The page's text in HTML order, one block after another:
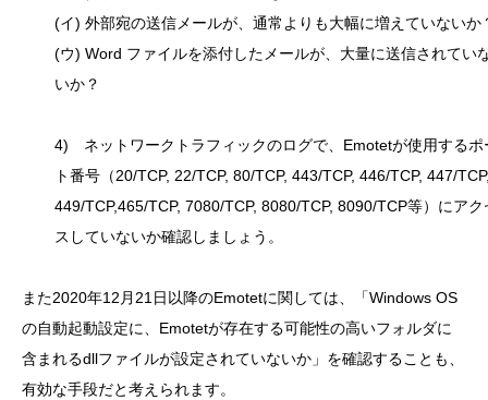
(イ) 外部宛の送信メールが、通常よりも大幅に増えていないか
(ウ) Word ファイルを添付したメールが、大量に送信されてい
いか？
4) ネットワークトラフィックのログで、Emotetが使用するポ
ト番号（20/TCP, 22/TCP, 80/TCP, 443/TCP, 446/TCP, 447/
449/TCP,465/TCP, 7080/TCP, 8080/TCP, 8090/TCP等）にアク
スしていないか確認しましょう。
また2020年12月21日以降のEmotetに関しては、「Windows OS
の自動起動設定に、Emotetが存在する可能性の高いフォルダに
含まれるdllファイルが設定されていないか」を確認することも、
有効な手段だと考えられます。